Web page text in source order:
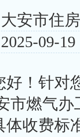
大安市住
2025-09-19
好！针对
燃气办
体收费标